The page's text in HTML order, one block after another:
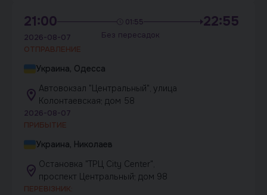
21:00 01:55
Без пересадок
22:55
2026-08-07
ОТПРАВЛЕНИЕ
Украина, Одесса
Автовокзал "Центральный", улица
Колонтаевская; дом 58
2026-08-07
ПРИБЫТИЕ
Украина, Николаев
Остановка "ТРЦ City Center",
проспект Центральный; дом 98
ПЕРЕВІЗНИК: